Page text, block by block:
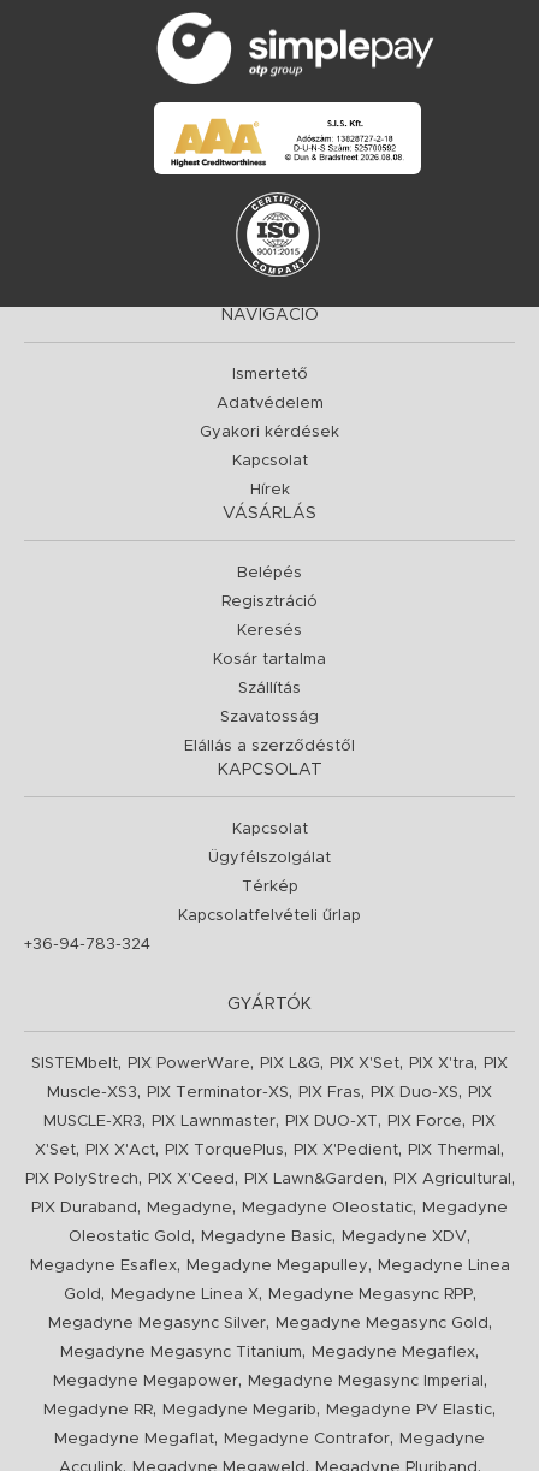
NAVIGÁCIÓ
Ismertető
Adatvédelem
Gyakori kérdések
Kapcsolat
Hírek
VÁSÁRLÁS
Belépés
Regisztráció
Keresés
Kosár tartalma
Szállítás
Szavatosság
Elállás a szerződéstől
KAPCSOLAT
Kapcsolat
Ügyfélszolgálat
Térkép
Kapcsolatfelvételi űrlap
+36-94-783-324
GYÁRTÓK
SISTEMbelt, PIX PowerWare, PIX L&G, PIX X'Set, PIX X'tra,
PIX
Muscle-XS3, PIX Terminator-XS, PIX Fras, PIX Duo-XS,
PIX
MUSCLE-XR3, PIX Lawnmaster, PIX DUO-XT, PIX Force,
PIX
X'Set, PIX X'Act, PIX TorquePlus, PIX X'Pedient, PIX Thermal ,
PIX PolyStrech, PIX X'Ceed , PIX Lawn&Garden, PIX Agricultural ,
PIX Duraband , Megadyne, Megadyne Oleostatic,
Megadyne
Oleostatic Gold , Megadyne Basic, Megadyne XDV,
Megadyne Esaflex, Megadyne Megapulley,
Megadyne Linea
Gold , Megadyne Linea X, Megadyne Megasync RPP,
Megadyne Megasync Silver, Megadyne Megasync Gold ,
Megadyne Megasync Titanium, Megadyne Megaflex,
Megadyne Megapower, Megadyne Megasync Imperial ,
Megadyne RR, Megadyne Megarib, Megadyne PV Elastic,
Megadyne Megaflat, Megadyne Contrafor,
Megadyne
, , ,